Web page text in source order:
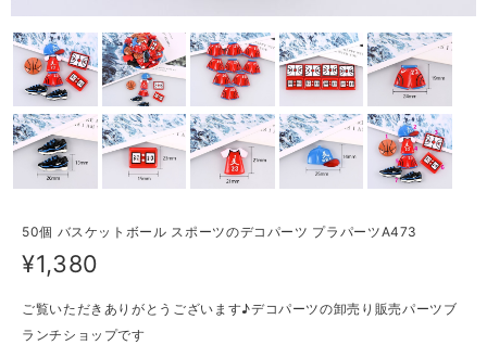
50個 バスケットボール スポーツのデコパーツ プラパーツA473
¥1,380
ご覧いただきありがとうございます♪デコパーツの卸売り販売パーツブ
ランチショップです